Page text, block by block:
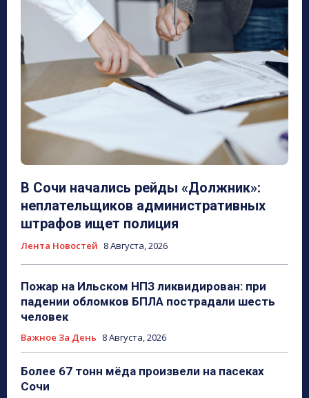
В Сочи начались рейды «Должник»:
неплательщиков административных
штрафов ищет полиция
Лента Новостей 8 Августа, 2026
Пожар на Ильском НПЗ ликвидирован: при
падении обломков БПЛА пострадали шесть
человек
Важное За День 8 Августа, 2026
Более 67 тонн мёда произвели на пасеках
Сочи